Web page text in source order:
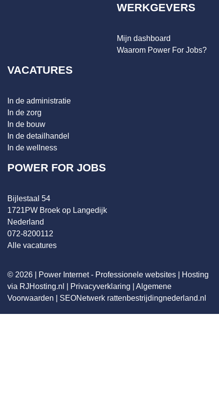
WERKGEVERS
Mijn dashboard
Waarom Power For Jobs?
VACATURES
In de administratie
In de zorg
In de bouw
In de detailhandel
In de wellness
POWER FOR JOBS
Bijlestaal 54
1721PW Broek op Langedijk
Nederland
072-8200112
Alle vacatures
© 2026 | Power Internet - Professionele websites
Hosting
via RJHosting.nl
Privacyverklaring
Algemene
Voorwaarden
SEONetwerk rattenbestrijdingnederland.nl